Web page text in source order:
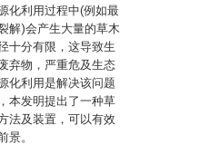
化利用过程中(例如最
解)会产生大量的草木
十分有限，这导致生
弃物，严重危及生态
化利用是解决该问题
本发明提出了一种草
法及装置，可以有效
景。